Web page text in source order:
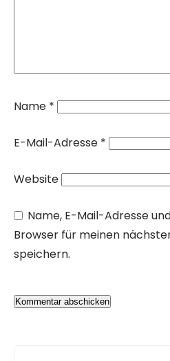
Name *
E-Mail-Adresse *
Website
Name, E-Mail-Adresse
Browser für meinen
speichern.